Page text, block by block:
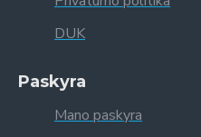
DUK
Paskyra
Mano paskyra